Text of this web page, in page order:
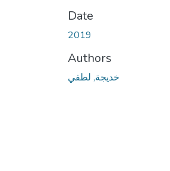
Date
2019
Authors
خديجة, لطفي